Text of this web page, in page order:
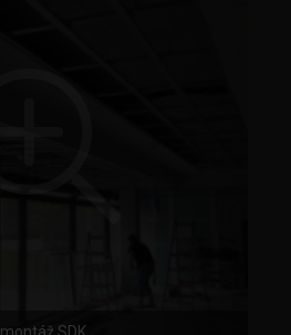
montáž SDK